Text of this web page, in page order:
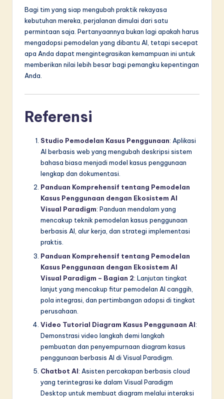
Bagi tim yang siap mengubah praktik rekayasa
kebutuhan mereka, perjalanan dimulai dari satu
permintaan saja. Pertanyaannya bukan lagi apakah harus
mengadopsi pemodelan yang dibantu AI, tetapi secepat
apa Anda dapat mengintegrasikan kemampuan ini untuk
memberikan nilai lebih besar bagi pemangku kepentingan
Anda.
Referensi
Studio Pemodelan Kasus Penggunaan: Aplikasi
AI berbasis web yang mengubah deskripsi sistem
bahasa biasa menjadi model kasus penggunaan
lengkap dan dokumentasi.
Panduan Komprehensif tentang Pemodelan
Kasus Penggunaan dengan Ekosistem AI
Visual Paradigm: Panduan mendalam yang
mencakup teknik pemodelan kasus penggunaan
berbasis AI, alur kerja, dan strategi implementasi
praktis.
Panduan Komprehensif tentang Pemodelan
Kasus Penggunaan dengan Ekosistem AI
Visual Paradigm – Bagian 2: Lanjutan tingkat
lanjut yang mencakup fitur pemodelan AI canggih,
pola integrasi, dan pertimbangan adopsi di tingkat
perusahaan.
Video Tutorial Diagram Kasus Penggunaan AI:
Demonstrasi video langkah demi langkah
pembuatan dan penyempurnaan diagram kasus
penggunaan berbasis AI di Visual Paradigm.
Chatbot AI: Asisten percakapan berbasis cloud
yang terintegrasi ke dalam Visual Paradigm
Desktop untuk membuat diagram melalui interaksi